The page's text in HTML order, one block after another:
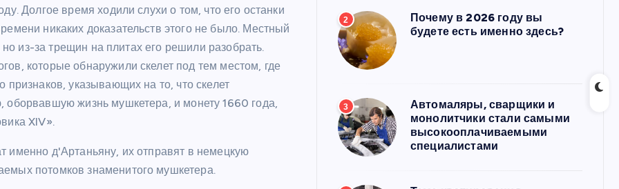
Долгое время ходили слухи о том, что его останки
никаких доказательств этого не было. Местный
из-за трещин на плитах его решили разобрать.
которые обнаружили скелет под тем местом, где
указывающих на то, что скелет
жизнь мушкетера, и монету 1660 года,
XIV».
именно д'Артаньяну, их отправят в немецкую
потомков знаменитого мушкетера.
2
Почему в 2026 году вы
будете есть именно здесь?
3
Автомаляры, сварщики и
монолитчики стали самыми
высокооплачиваемыми
специалистами